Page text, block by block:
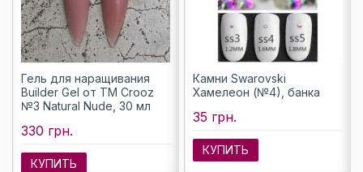
Гель для наращивания
Builder Gel от ТМ Crooz
№3 Natural Nude, 30 мл
330 грн.
КУПИТЬ
Камни Swarovski
Хамелеон (№4), банка
35 грн.
КУПИТЬ